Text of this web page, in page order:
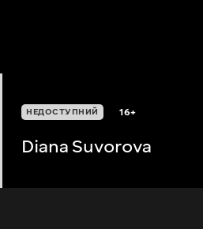
НЕДОСТУПНИЙ 16+
Diana Suvorova